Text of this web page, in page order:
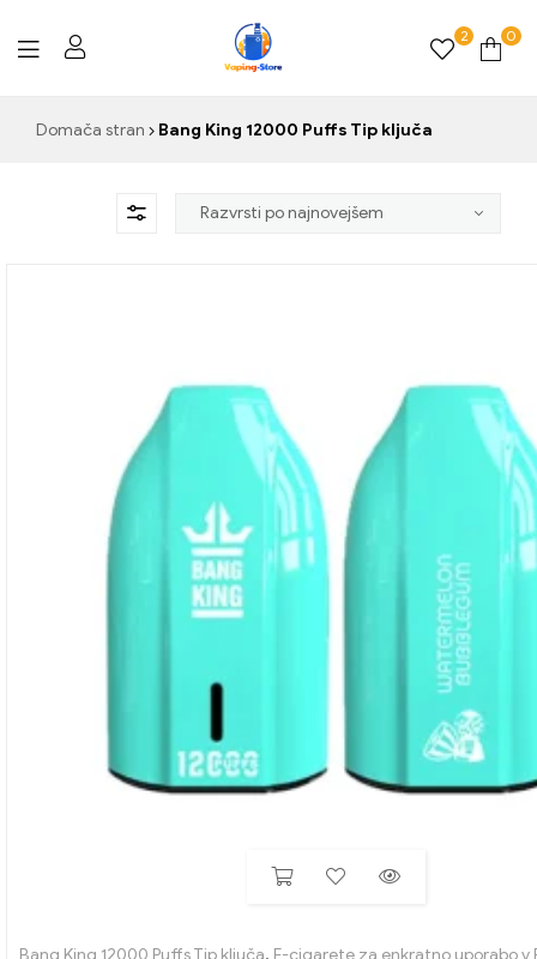
2 0
Domača stran Bang King 12000 Puffs Tip ključa
Bang King 12000 Puffs Tip ključa, E-cigarete za enkratno uporabo v